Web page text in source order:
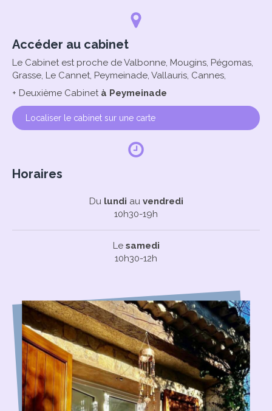
Accéder au cabinet
Le Cabinet est proche de Valbonne, Mougins, Pégomas,
Grasse, Le Cannet, Peymeinade, Vallauris, Cannes,
+ Deuxième Cabinet à Peymeinade
Localiser le cabinet sur une carte
Horaires
Du lundi au vendredi
10h30-19h
Le samedi
10h30-12h